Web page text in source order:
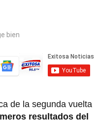
bien
de la segunda vuelta
resultados del